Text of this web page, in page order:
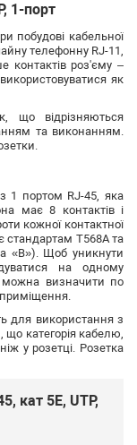
1-порт
побудові кабельної
телефонну RJ-11,
контактів роз'єму –
як
що відрізняються
та виконанням.
1 портом RJ-45, яка
має 8 контактів і
кожної контактної
стандартам T568A та
«В»). Щоб уникнути
на одному
можна визначити по
для використання з
що категорія кабелю,
у розетці. Розетка
кат 5Е, UTP,